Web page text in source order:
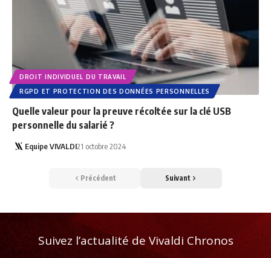
DROIT INDIVIDUEL DU TRAVAIL
RGPD ET PROTECTION DES DONNÉES PERSONNELLES
Quelle valeur pour la preuve récoltée sur la clé USB
personnelle du salarié ?
Equipe VIVALDI21 octobre 2024
Précédent Suivant
Suivez l’actualité de Vivaldi Chronos